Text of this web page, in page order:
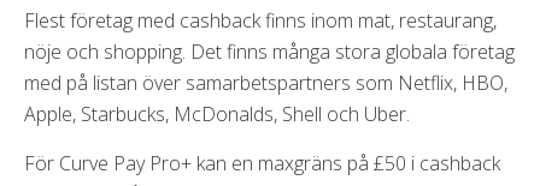
Flest företag med cashback finns inom mat, restaurang,
nöje och shopping. Det finns många stora globala företag
med på listan över samarbetspartners som Netflix, HBO,
Apple, Starbucks, McDonalds, Shell och Uber.
För Curve Pay Pro+ kan en maxgräns på £50 i cashback